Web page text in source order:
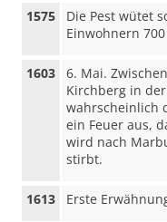
1575
Die Pest wütet
Einwohnern
1603
6. Mai.
Kirchberg in der
wahrscheinlich
ein Feuer aus,
wird nach
stirbt.
1613 Erste